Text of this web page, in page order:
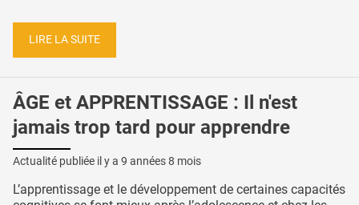
LIRE LA SUITE
ÂGE et APPRENTISSAGE : Il n'est
jamais trop tard pour apprendre
Actualité publiée il y a 9 années 8 mois
L’apprentissage et le développement de certaines capacités